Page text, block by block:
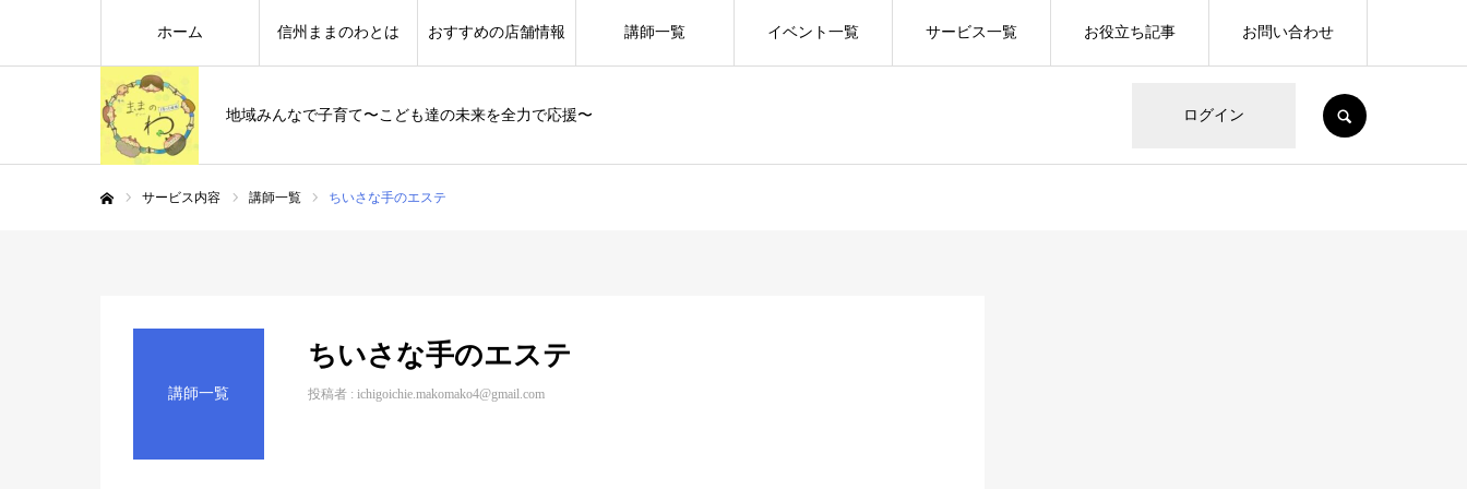
地域みんなで子育て〜こども達の未来を全力で応援〜 ログイン
ホーム 信州ままのわとは おすすめの店舗情報 講師一覧 イベント一覧 サービス一覧 お役立ち記事 お問い合わせ
サービス内容 講師一覧 ちいさな手のエステ
講師一覧
ちいさな手のエステ
投稿者 : ichigoichie.makomako4@gmail.com